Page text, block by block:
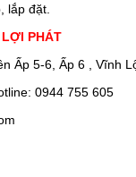
lắp đặt.
PHÁT
Ấp 5-6, Ấp 6 , Vĩnh
0944 755 605